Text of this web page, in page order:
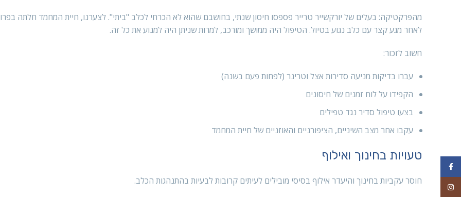
מהפרקטיקה: בעלים של יורקשייר טרייר פספסו חיסון שנתי, בחושבם שהוא לא הכרחי לכלב "ביתי". לצערנו, חיית המחמד חלתה בפרוו
לאחר מגע קצר עם כלב נגוע בטיול. הטיפול היה ממושך ומורכב, למרות שניתן היה למנוע את כל זה.
חשוב לזכור:
עברו בדיקות מניעה סדירות אצל וטרינר (לפחות פעם בשנה)
הקפידו על לוח זמנים של חיסונים
בצעו טיפול סדיר נגד טפילים
עקבו אחר מצב השיניים, הציפורניים והאוזניים של חיית המחמד
טעויות בחינוך ואילוף
חוסר עקביות בחינוך והיעדר אילוף בסיסי מובילים לעיתים קרובות לבעיות בהתנהגות הכלב.
Instagram